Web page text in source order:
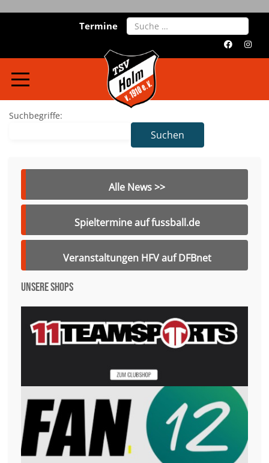
Search
Termine
Suchformular
Suchbegriffe:
Suchen
Alle News >>
Spieltermine auf fussball.de
Veranstaltungen HFV auf DFBnet
Unsere Shops